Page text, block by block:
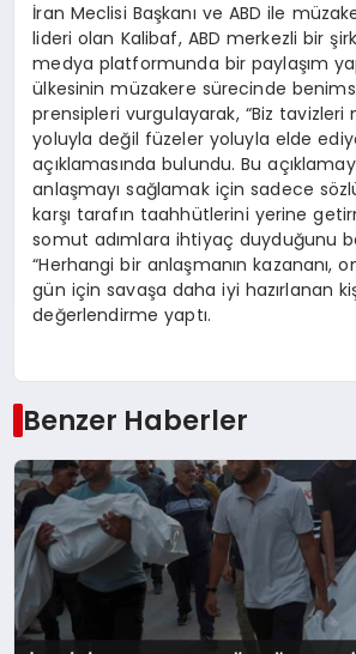
İran Meclisi Başkanı ve ABD ile
lideri olan Kalibaf, ABD merkezli bir
medya platformunda bir paylaşım
ülkesinin müzakere sürecinde
prensipleri vurgulayarak, “Biz tavizleri
yoluyla değil füzeler yoluyla elde
açıklamasında bulundu. Bu
anlaşmayı sağlamak için sadece
karşı tarafın taahhütlerini yerine
somut adımlara ihtiyaç duyduğunu
“Herhangi bir anlaşmanın kazananı,
gün için savaşa daha iyi hazırlanan
değerlendirme yaptı.
Benzer Haberler